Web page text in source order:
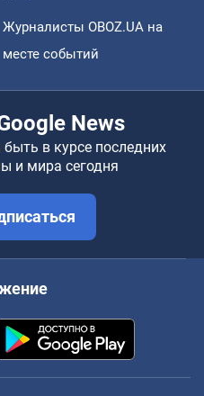
Журналисты OBOZ.UA на
месте событий
News
в курсе последних
и мира сегодня